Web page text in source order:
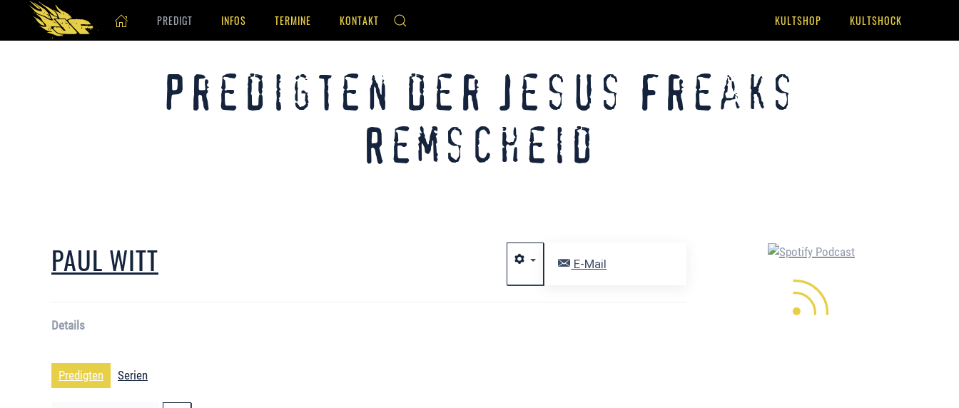
Skip to main content
PREDIGT INFOS TERMINE KONTAKT KULTSHOP KULTSHOCK
Predigten der Jesus Freaks
Remscheid
E-Mail
PAUL WITT
Details
Predigten Serien